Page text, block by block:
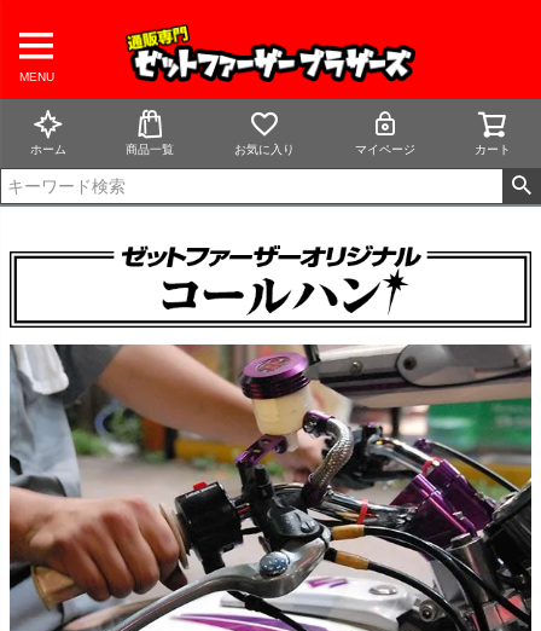
MENU
ホーム 商品一覧 お気に入り マイページ カート